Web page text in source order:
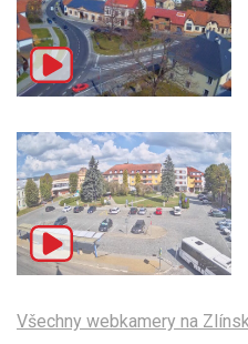
Všechny webkamery na